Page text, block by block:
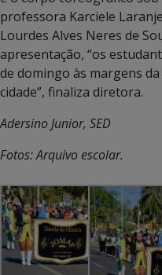
professora Karciele
Lourdes Alves Neres de
apresentação, “os
de domingo às margens
cidade”, finaliza diretora.
Adersino Junior, SED
Fotos: Arquivo escolar.